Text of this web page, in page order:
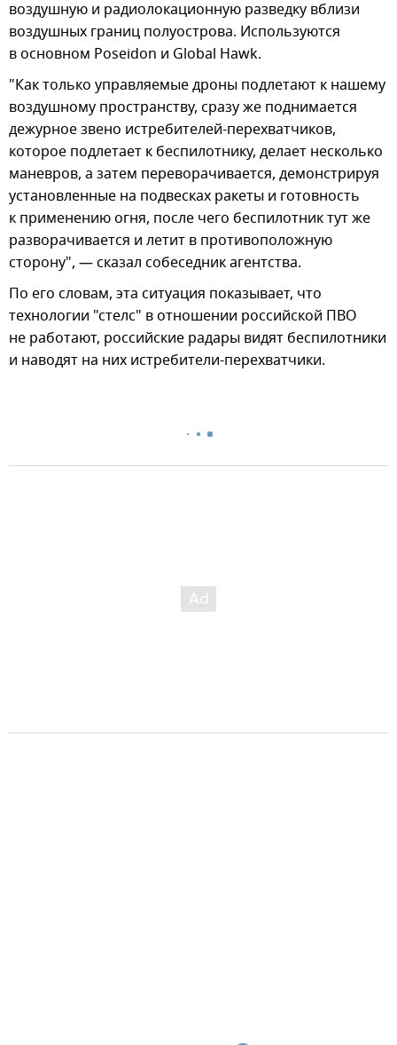
воздушную и радиолокационную разведку вблизи
воздушных границ полуострова. Используются
в основном Poseidon и Global Hawk.
"Как только управляемые дроны подлетают к нашему
воздушному пространству, сразу же поднимается
дежурное звено истребителей-перехватчиков,
которое подлетает к беспилотнику, делает несколько
маневров, а затем переворачивается, демонстрируя
установленные на подвесках ракеты и готовность
к применению огня, после чего беспилотник тут же
разворачивается и летит в противоположную
сторону", — сказал собеседник агентства.
По его словам, эта ситуация показывает, что
технологии "стелс" в отношении российской ПВО
не работают, российские радары видят беспилотники
и наводят на них истребители-перехватчики.